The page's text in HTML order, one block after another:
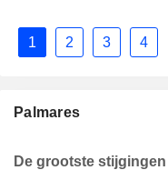
1 2 3 4
Palmares
De grootste